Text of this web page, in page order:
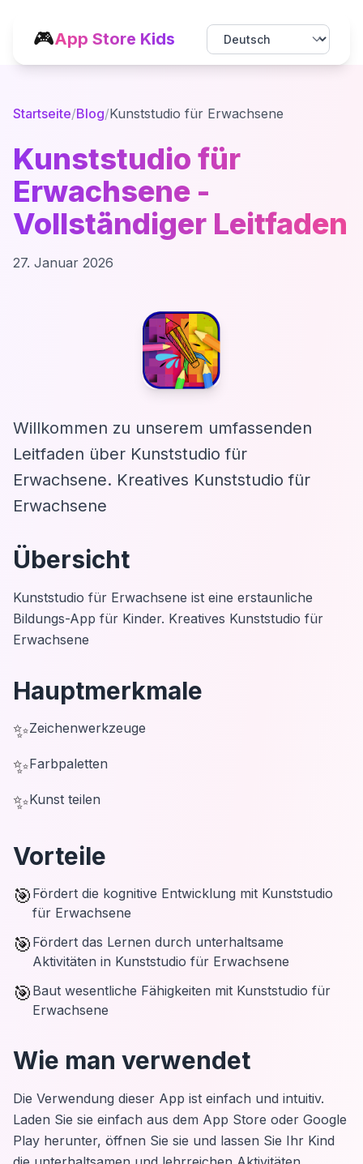
🎮App Store Kids
Startseite/Blog/Kunststudio für Erwachsene
Kunststudio für
Erwachsene -
Vollständiger Leitfaden
27. Januar 2026
Willkommen zu unserem umfassenden
Leitfaden über Kunststudio für
Erwachsene. Kreatives Kunststudio für
Erwachsene
Übersicht
Kunststudio für Erwachsene ist eine erstaunliche
Bildungs-App für Kinder. Kreatives Kunststudio für
Erwachsene
Hauptmerkmale
✨Zeichenwerkzeuge
✨Farbpaletten
✨Kunst teilen
Vorteile
🎯 Fördert die kognitive Entwicklung mit Kunststudio
für Erwachsene
🎯 Fördert das Lernen durch unterhaltsame
Aktivitäten in Kunststudio für Erwachsene
🎯 Baut wesentliche Fähigkeiten mit Kunststudio für
Erwachsene
Wie man verwendet
Die Verwendung dieser App ist einfach und intuitiv.
Laden Sie sie einfach aus dem App Store oder Google
Play herunter, öffnen Sie sie und lassen Sie Ihr Kind